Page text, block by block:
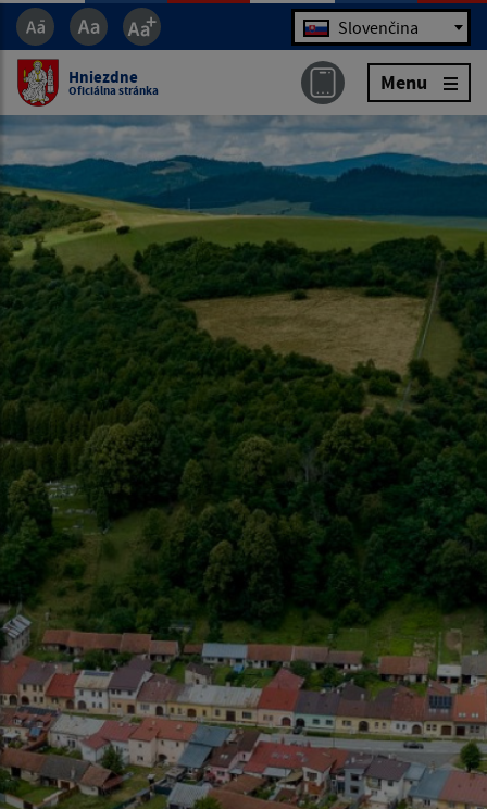
Jazyk Slovenčina
Hniezdne
Oficiálna stránka Menu